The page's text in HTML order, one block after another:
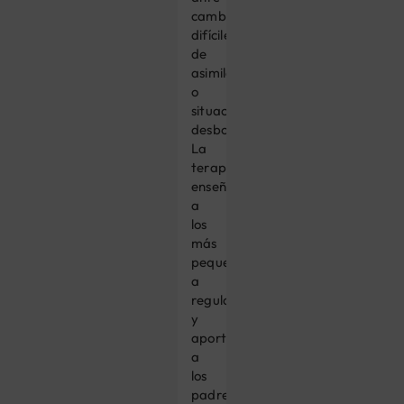
cambios
difíciles
de
asimilar
o
situaciones
desbordantes.
La
terapia
enseña
a
los
más
pequeños
a
regularse
y
aporta
a
los
padres